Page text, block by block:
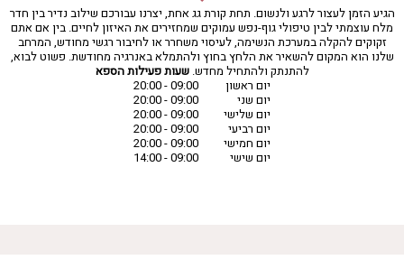
עיסוי תאילנדי
שיאצו
הגיע הזמן לעצור לרגע ולנשום. תחת קורת גג אחת, יצרנו עבורכם שילוב נדיר בין חדר
מלח עוצמתי לבין טיפולי גוף-נפש עמוקים שמחזירים את האיזון לחיים. בין אם אתם
זקוקים להקלה במערכת הנשימה, לעיסוי משחרר או לחיבור רגשי מחודש, המרחב
שלנו הוא המקום להשאיר את הלחץ בחוץ ולהתמלא באנרגיה מחודשת. פשוט לבוא,
להתנתק ולהתחיל מחדש.שעות פעילות הספא
יום ראשון
09:00 - 20:00
יום שני
09:00 - 20:00
יום שלישי
09:00 - 20:00
יום רביעי
09:00 - 20:00
יום חמישי
09:00 - 20:00
יום שישי
09:00 - 14:00